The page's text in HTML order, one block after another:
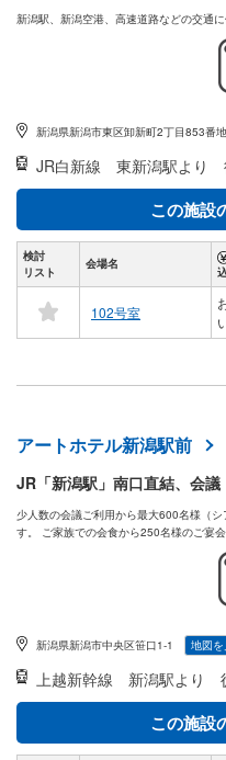
新潟駅、新潟空港、高速道路などの交通
新潟県新潟市東区卸新町2丁目853番
JR白新線 東新潟駅より
この施設
検討
リスト
会場名
102号室
アートホテル新潟駅前
JR「新潟駅」南口直結、会
少人数の会議ご利用から最大600名様（
す。 ご家族での会食から250名様のご宴会
新潟県新潟市中央区笹口1-1 地図を
上越新幹線 新潟駅より
この施設